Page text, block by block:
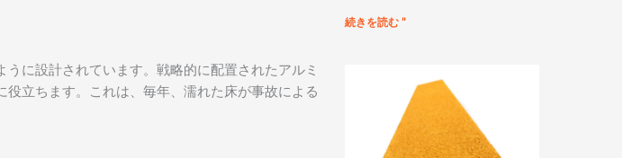
に設計されています。戦略的に配置されたアルミ
立ちます。これは、毎年、濡れた床が事故による
続きを読む "